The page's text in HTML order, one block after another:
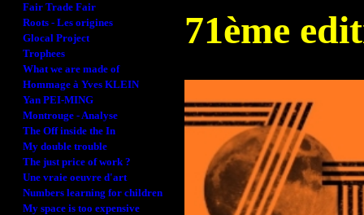
Fair Trade Fair
Roots - Les origines
Glocal Project
Trophees
What we are made of
Hommage à Yves KLEIN
Yan PEI-MING
Montrouge - Analyse
The Off inside the In
My double trouble
The just price of work ?
Une vraie oeuvre d'art
Numbers learning for children
My space is too expensive
71ème